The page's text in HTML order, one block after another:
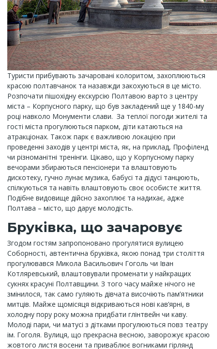
Туристи прибувають зачаровані колоритом, захоплюються
красою полтавчанок та назавжди закохуються в це місто.
Розпочати пішохідну екскурсію Полтавою варто з центру
міста – Корпусного парку, що був закладений ще у 1840-му
році навколо Монументи слави. За теплої погоди жителі та
гості міста прогулюються парком, діти катаються на
атракціонах. Також парк є важливою локацією при
проведенні заходів у центрі міста, як, на приклад, Профіленд
чи різноманітні тренінги. Цікаво, що у Корпусному парку
вечорами збираються пенсіонери та влаштовують
дискотеку, гучно лунає музика, бабусі та дідусі танцюють,
спілкуються та навіть влаштовують своє особисте життя.
Подібне видовище дійсно захоплює та надихає, адже
Полтава – місто, що дарує молодість.
Бруківка, що зачаровує
Згодом гостям запропоновано прогулятися вулицею
Соборності, автентична бруківка, якою понад три століття
прогулювався Микола Васильович Гоголь чи Іван
Котляревський, влаштовували променати у найкращих
сукнях красуні Полтавщини. З того часу майже нічого не
змінилося, так само гуляють дівчата височіють пам’ятники
митців. Майже щомісяця відкриваються нові кав’ярні, в
холодну пору року можна придбати глінтвейн чи каву.
Молоді пари, чи матусі з дітками прогулюються повз театру
ім. Гоголя. Вулиця, що прекрасна весною, заворожує красою
жовтого листя восени та приваблює вогниками гірлянд